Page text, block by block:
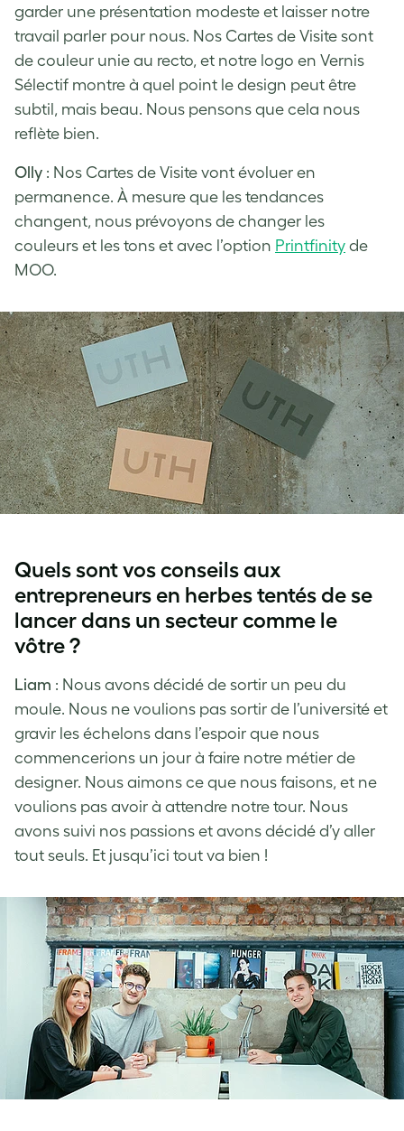
garder une présentation modeste et laisser notre
travail parler pour nous. Nos Cartes de Visite sont
de couleur unie au recto, et notre logo en Vernis
Sélectif montre à quel point le design peut être
subtil, mais beau. Nous pensons que cela nous
reflète bien.
Olly : Nos Cartes de Visite vont évoluer en
permanence. À mesure que les tendances
changent, nous prévoyons de changer les
couleurs et les tons et avec l’option Printfinity de
MOO.
Quels sont vos conseils aux
entrepreneurs en herbes tentés de se
lancer dans un secteur comme le
vôtre ?
Liam : Nous avons décidé de sortir un peu du
moule. Nous ne voulions pas sortir de l’université et
gravir les échelons dans l’espoir que nous
commencerions un jour à faire notre métier de
designer. Nous aimons ce que nous faisons, et ne
voulions pas avoir à attendre notre tour. Nous
avons suivi nos passions et avons décidé d’y aller
tout seuls. Et jusqu’ici tout va bien !